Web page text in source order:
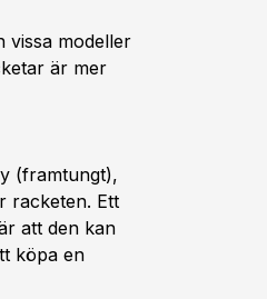
vissa modeller
är mer
(framtungt),
racketen. Ett
att den kan
köpa en